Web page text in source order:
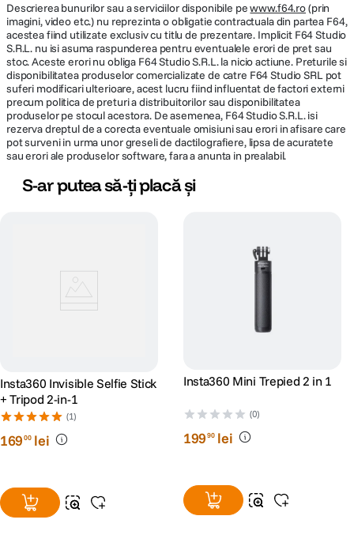
Descrierea bunurilor sau a serviciilor disponibile pewww.f64.ro(prin
imagini, video etc.) nu reprezinta o obligatie contractuala din partea F64,
acestea fiind utilizate exclusiv cu titlu de prezentare. Implicit F64 Studio
S.R.L. nu isi asuma raspunderea pentru eventualele erori de pret sau
stoc. Aceste erori nu obliga F64 Studio S.R.L. la nicio actiune. Preturile si
disponibilitatea produselor comercializate de catre F64 Studio SRL pot
suferi modificari ulterioare, acest lucru fiind influentat de factori externi
precum politica de preturi a distribuitorilor sau disponibilitatea
produselor pe stocul acestora. De asemenea, F64 Studio S.R.L. isi
rezerva dreptul de a corecta eventuale omisiuni sau erori in afisare care
pot surveni in urma unor greseli de dactilografiere, lipsa de acuratete
sau erori ale produselor software, fara a anunta in prealabil.
S-ar putea să-ți placă și
Insta360 Invisible Selfie Stick
+ Tripod 2-in-1
(1)
16900 lei
Insta360 Mini Trepied 2 in 1
(0)
19990 lei